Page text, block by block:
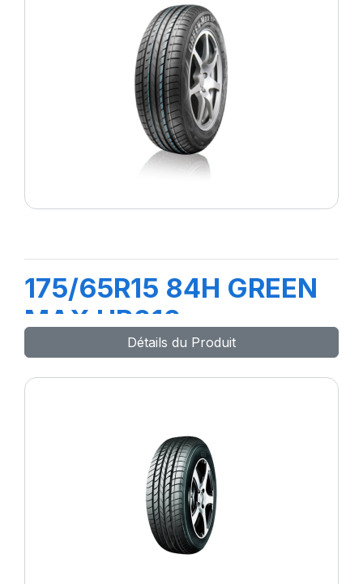
175/65R15 84H GREEN
MAX HP010
Détails du Produit